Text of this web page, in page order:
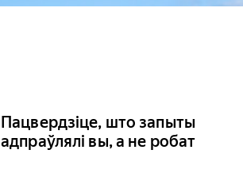
Пацвердзіце, што запыты
адпраўлялі вы, а не робат